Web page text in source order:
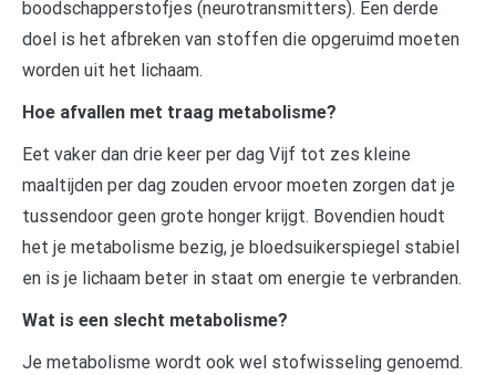
boodschapperstofjes (neurotransmitters). Een derde
doel is het afbreken van stoffen die opgeruimd moeten
worden uit het lichaam.
Hoe afvallen met traag metabolisme?
Eet vaker dan drie keer per dag Vijf tot zes kleine
maaltijden per dag zouden ervoor moeten zorgen dat je
tussendoor geen grote honger krijgt. Bovendien houdt
het je metabolisme bezig, je bloedsuikerspiegel stabiel
en is je lichaam beter in staat om energie te verbranden.
Wat is een slecht metabolisme?
Je metabolisme wordt ook wel stofwisseling genoemd.